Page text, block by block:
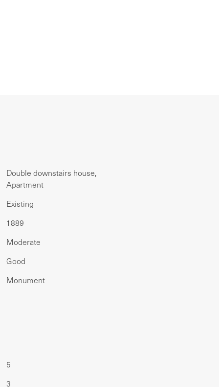
Double downstairs house,
Apartment
Existing
1889
Moderate
Good
Monument
5
3